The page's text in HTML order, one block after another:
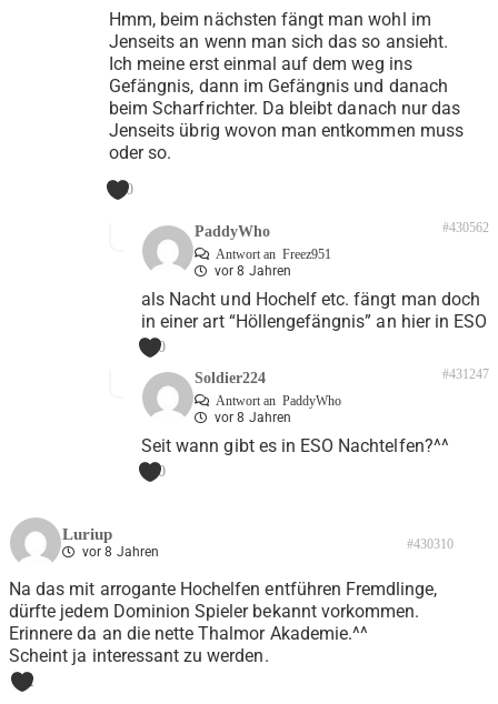
Hmm, beim nächsten fängt man wohl im
Jenseits an wenn man sich das so ansieht.
Ich meine erst einmal auf dem weg ins
Gefängnis, dann im Gefängnis und danach
beim Scharfrichter. Da bleibt danach nur das
Jenseits übrig wovon man entkommen muss
oder so.
0
PaddyWho
Antwort an Freez951
vor 8 Jahren
#430562
als Nacht und Hochelf etc. fängt man doch
in einer art “Höllengefängnis” an hier in ESO
0
Soldier224
Antwort an PaddyWho
vor 8 Jahren
#431247
Seit wann gibt es in ESO Nachtelfen?^^
0
Luriup
vor 8 Jahren #430310
Na das mit arrogante Hochelfen entführen Fremdlinge,
dürfte jedem Dominion Spieler bekannt vorkommen.
Erinnere da an die nette Thalmor Akademie.^^
Scheint ja interessant zu werden.
1